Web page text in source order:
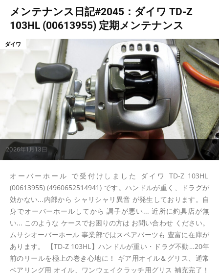
メンテナンス日記#2045：ダイワ TD-Z
103HL (00613955) 定期メンテナンス
2026年1月13日
ダイワ
オーバーホール で受付けしました ダイワ TD-Z 103HL
(00613955) (4960652514941) です。ハンドルが重く、ドラグが
効かない...内部から シャリシャリ異音 が発生しております。自
身でオーバーホールしてから 調子が悪い... 近所に釣具店が無
い... このような ケースでお困りの方は お問い合わせ ください。
ムサシオーバーホール 事業部ではスペアパーツも 豊富に在庫が
あります。 【TD-Z 103HL】ハンドルが重い・ドラグ不動…20年
前のリールを極上の巻き心地に！ ギア用オイル＆グリス、通常
ベアリング用 オイル、ワンウェイクラッチ用グリス 補充完了！